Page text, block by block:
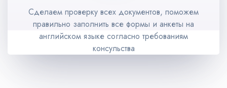
Сделаем проверку всех документов, поможем
правильно заполнить все формы и анкеты на
английском языке согласно требованиям
консульства